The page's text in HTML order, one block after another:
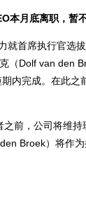
本月底离职，暂
就首席执行官选
（Dolf van den
内完成。在此之
前，公司将维
Broek）将作